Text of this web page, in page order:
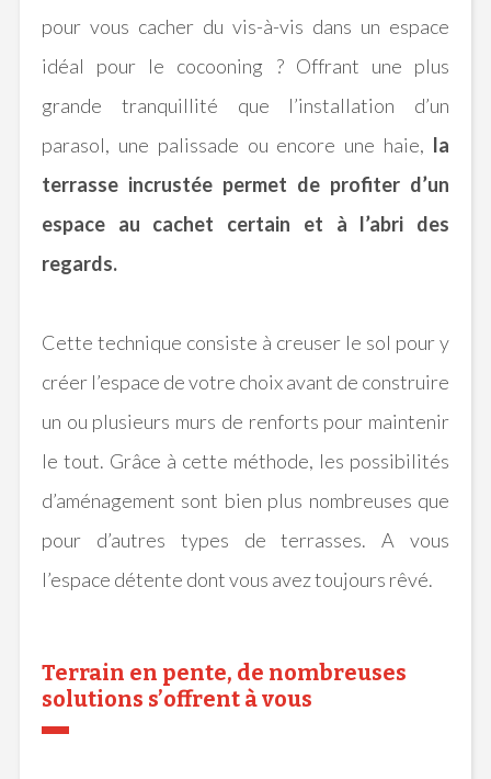
pour vous cacher du vis-à-vis dans un espace
idéal pour le cocooning ?Offrant une plus
grande tranquillité que l’installation d’un
parasol, une palissade ou encore une haie, la
terrasse incrustée permet de profiter d’un
espace au cachet certain et à l’abri des
regards.
Cette technique consiste à creuser le sol pour y
créer l’espace de votre choix avant de construire
un ou plusieurs murs de renforts pour maintenir
le tout. Grâce à cette méthode, les possibilités
d’aménagement sont bien plus nombreuses que
pour d’autres types de terrasses. A vous
l’espace détente dont vous avez toujours rêvé.
Terrain en pente, de nombreuses
solutions s’offrent à vous